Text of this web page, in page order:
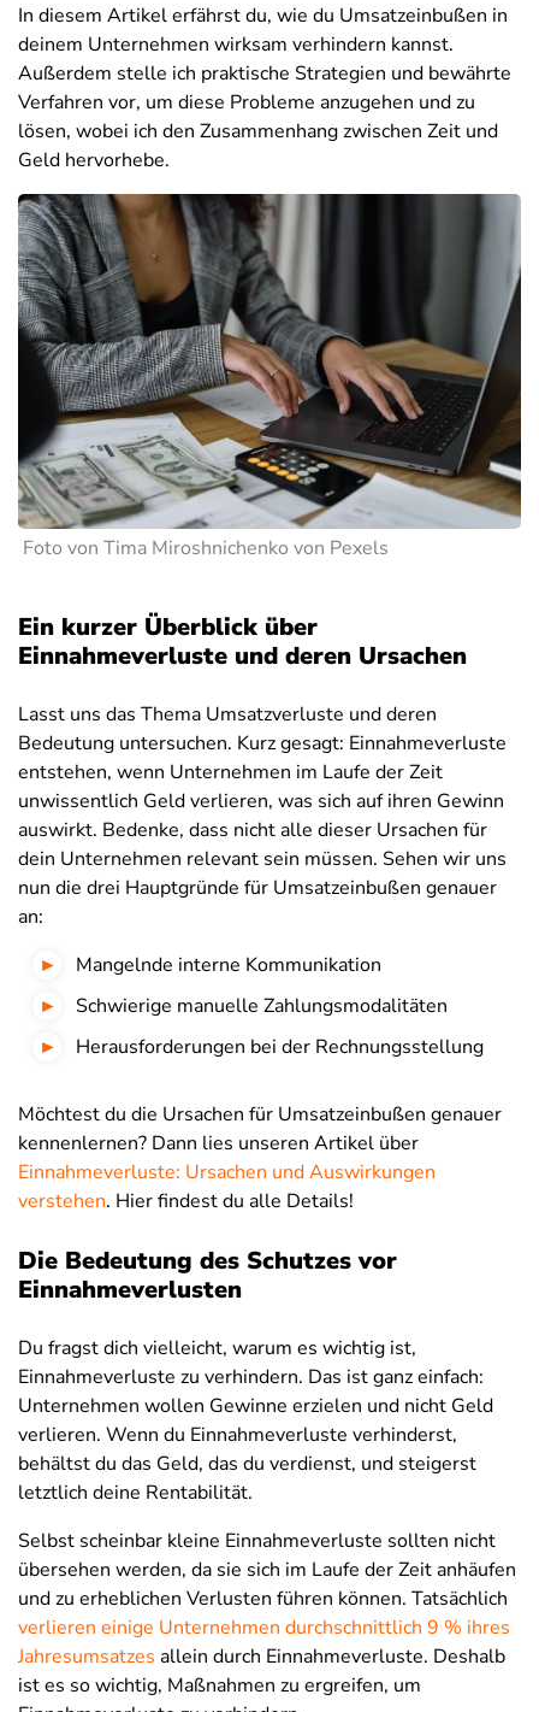
In diesem Artikel erfährst du, wie du Umsatzeinbußen in
deinem Unternehmen wirksam verhindern kannst.
Außerdem stelle ich praktische Strategien und bewährte
Verfahren vor, um diese Probleme anzugehen und zu
lösen, wobei ich den Zusammenhang zwischen Zeit und
Geld hervorhebe.
Foto von Tima Miroshnichenko von Pexels
Ein kurzer Überblick über
Einnahmeverluste und deren Ursachen
Lasst uns das Thema Umsatzverluste und deren
Bedeutung untersuchen. Kurz gesagt: Einnahmeverluste
entstehen, wenn Unternehmen im Laufe der Zeit
unwissentlich Geld verlieren, was sich auf ihren Gewinn
auswirkt. Bedenke, dass nicht alle dieser Ursachen für
dein Unternehmen relevant sein müssen. Sehen wir uns
nun die drei Hauptgründe für Umsatzeinbußen genauer
an:
Mangelnde interne Kommunikation
Schwierige manuelle Zahlungsmodalitäten
Herausforderungen bei der Rechnungsstellung
Möchtest du die Ursachen für Umsatzeinbußen genauer
kennenlernen? Dann lies unseren Artikel über
Einnahmeverluste: Ursachen und Auswirkungen
verstehen. Hier findest du alle Details!
Die Bedeutung des Schutzes vor
Einnahmeverlusten
Du fragst dich vielleicht, warum es wichtig ist,
Einnahmeverluste zu verhindern. Das ist ganz einfach:
Unternehmen wollen Gewinne erzielen und nicht Geld
verlieren. Wenn du Einnahmeverluste verhinderst,
behältst du das Geld, das du verdienst, und steigerst
letztlich deine Rentabilität.
Selbst scheinbar kleine Einnahmeverluste sollten nicht
übersehen werden, da sie sich im Laufe der Zeit anhäufen
und zu erheblichen Verlusten führen können. Tatsächlich
verlieren einige Unternehmen durchschnittlich 9 % ihres
Jahresumsatzes allein durch Einnahmeverluste. Deshalb
ist es so wichtig, Maßnahmen zu ergreifen, um